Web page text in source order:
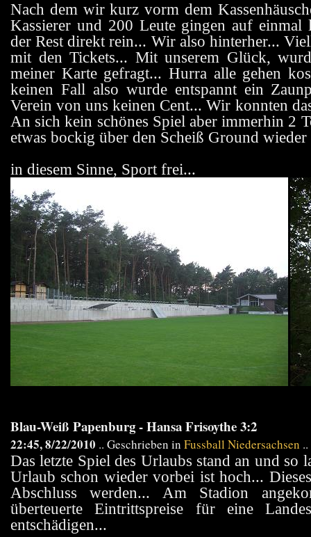
Nach dem wir kurz vorm dem
Kassierer und 200 Leute gingen auf einmal
der Rest direkt rein... Wir also hinterher...
mit den Tickets... Mit unserem Glück,
meiner Karte gefragt... Hurra alle gehen
keinen Fall also wurde entspannt ein
Verein von uns keinen Cent... Wir konnten
An sich kein schönes Spiel aber immerhin 2
etwas bockig über den Scheiß Ground wieder
in diesem Sinne, Sport frei...
Blau-Weiß Papenburg - Hansa Frisoythe 3:2
22:45, 8/22/2010 .. Geschrieben in Fussball Niedersachsen ..
Das letzte Spiel des Urlaubs stand an und so
Urlaub schon wieder vorbei ist hoch...
Abschluss werden... Am Stadion
überteuerte Eintrittspreise für eine
entschädigen...